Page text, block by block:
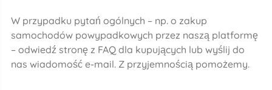
W przypadku pytań ogólnych – np. o zakup
samochodów powypadkowych przez naszą platformę
– odwiedź stronę z FAQ dla kupujących lub wyślij do
nas wiadomość e-mail. Z przyjemnością pomożemy.